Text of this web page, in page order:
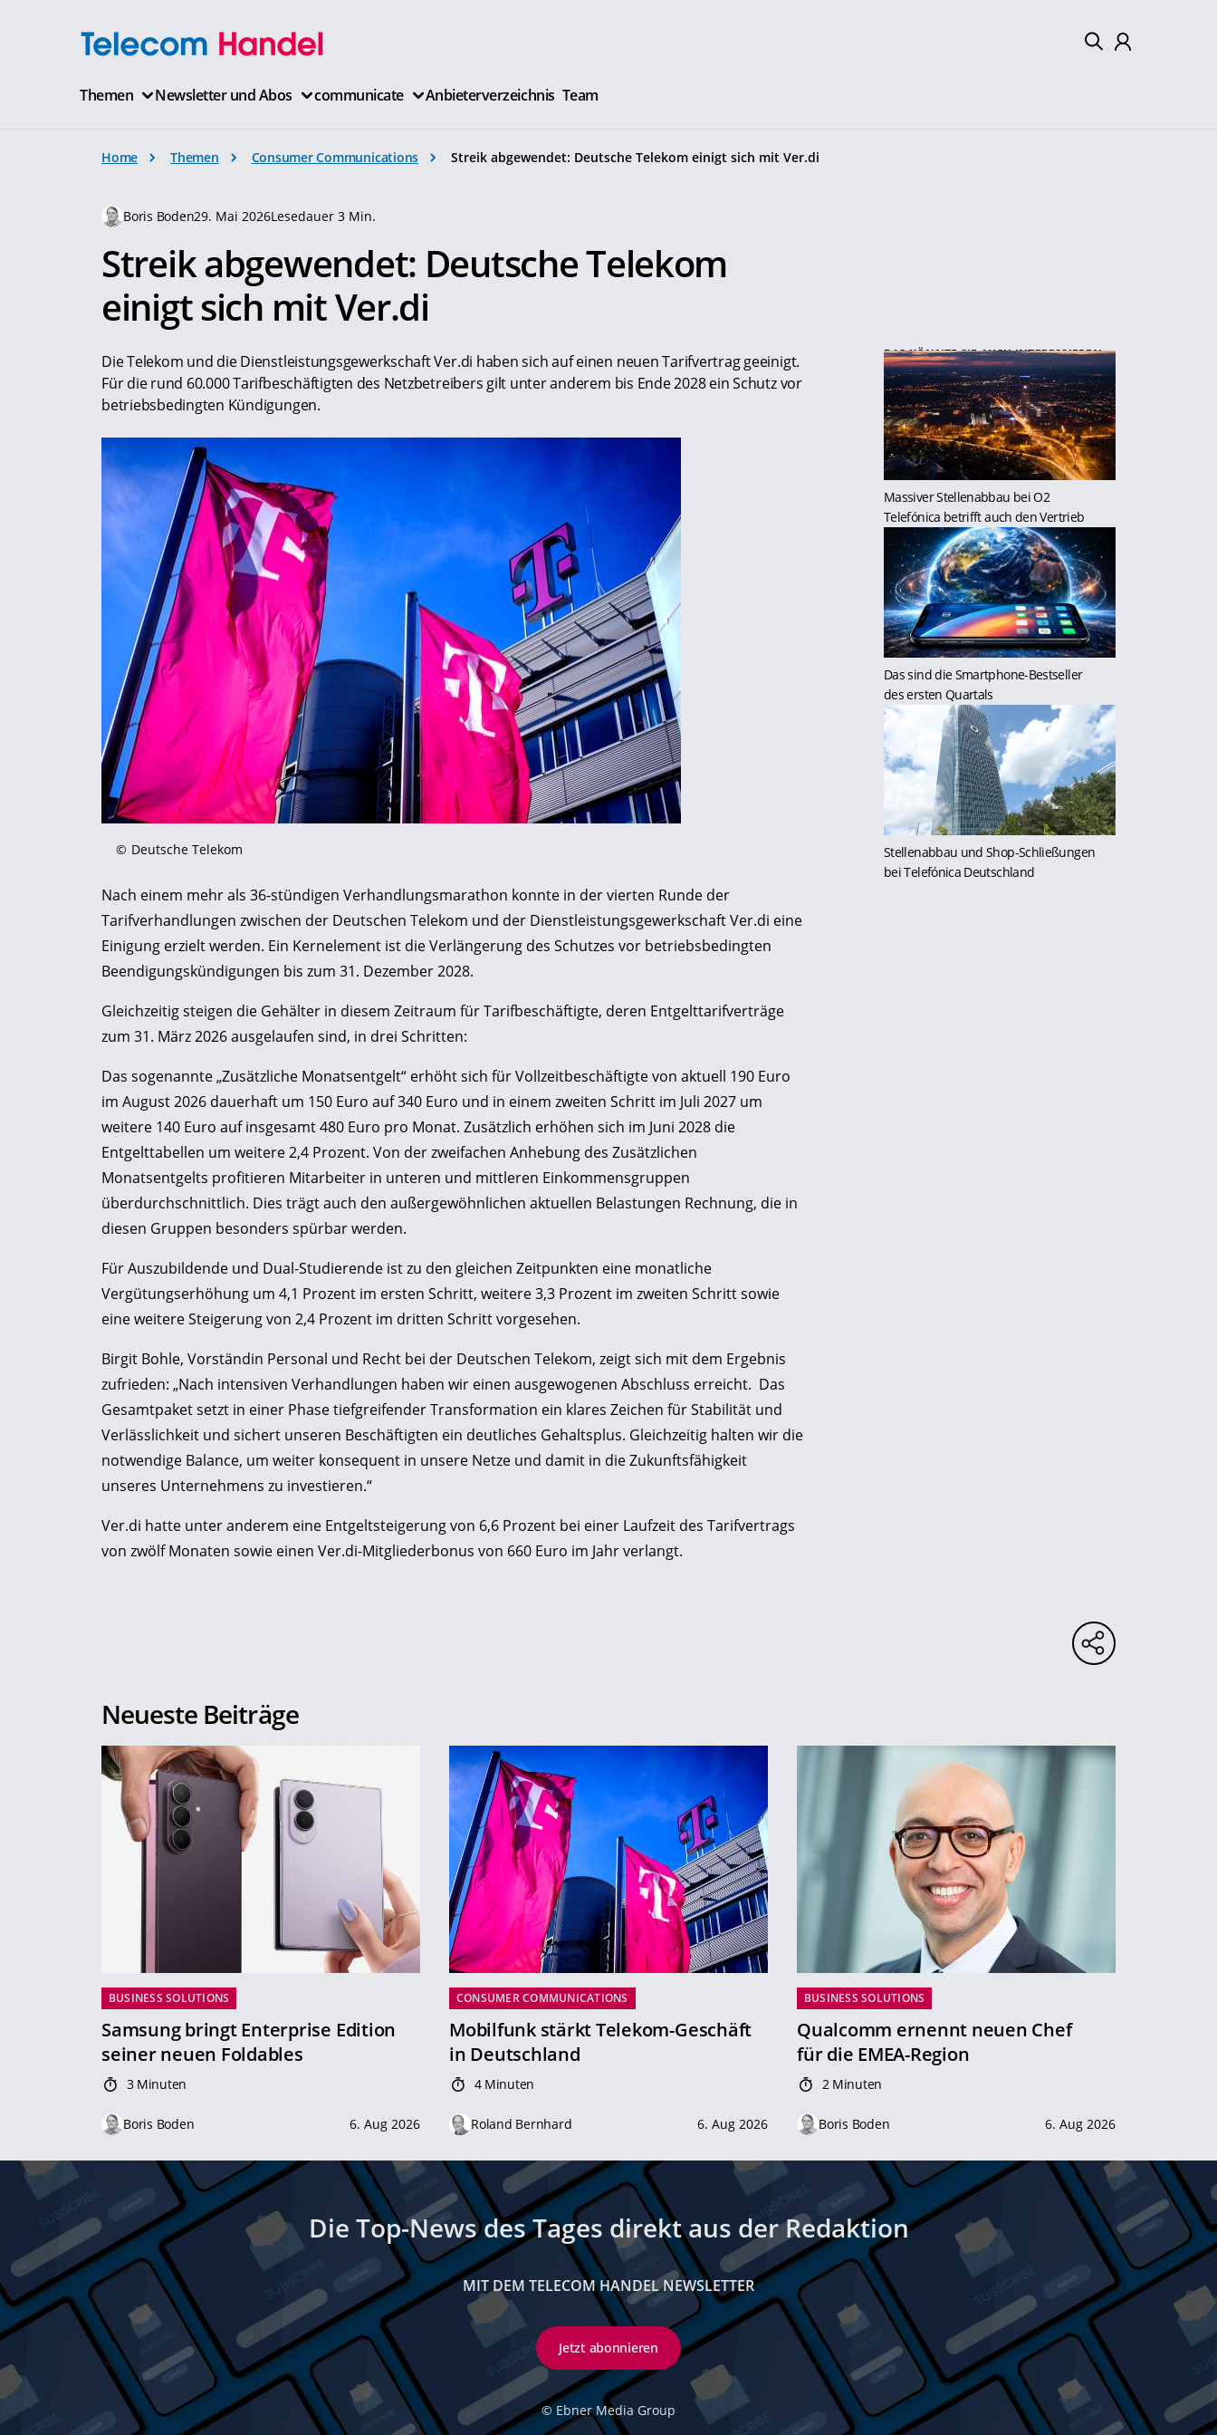
Themen Newsletter und Abos communicate Anbieterverzeichnis Team
Home Themen Consumer Communications Streik abgewendet: Deutsche Telekom einigt sich mit Ver.di
Boris Boden29. Mai 2026Lesedauer 3 Min.
Streik abgewendet: Deutsche Telekom
einigt sich mit Ver.di
Die Telekom und die Dienstleistungsgewerkschaft Ver.di haben sich auf einen neuen Tarifvertrag geeinigt.
Für die rund 60.000 Tarifbeschäftigten des Netzbetreibers gilt unter anderem bis Ende 2028 ein Schutz vor
betriebsbedingten Kündigungen.
© Deutsche Telekom
Nach einem mehr als 36-stündigen Verhandlungsmarathon konnte in der vierten Runde der
Tarifverhandlungen zwischen der Deutschen Telekom und der Dienstleistungsgewerkschaft Ver.di eine
Einigung erzielt werden. Ein Kernelement ist die Verlängerung des Schutzes vor betriebsbedingten
Beendigungskündigungen bis zum 31. Dezember 2028.
Gleichzeitig steigen die Gehälter in diesem Zeitraum für Tarifbeschäftigte, deren Entgelttarifverträge
zum 31. März 2026 ausgelaufen sind, in drei Schritten:
Das sogenannte „Zusätzliche Monatsentgelt“ erhöht sich für Vollzeitbeschäftigte von aktuell 190 Euro
im August 2026 dauerhaft um 150 Euro auf 340 Euro und in einem zweiten Schritt im Juli 2027 um
weitere 140 Euro auf insgesamt 480 Euro pro Monat. Zusätzlich erhöhen sich im Juni 2028 die
Entgelttabellen um weitere 2,4 Prozent. Von der zweifachen Anhebung des Zusätzlichen
Monatsentgelts profitieren Mitarbeiter in unteren und mittleren Einkommensgruppen
überdurchschnittlich. Dies trägt auch den außergewöhnlichen aktuellen Belastungen Rechnung, die in
diesen Gruppen besonders spürbar werden.
Für Auszubildende und Dual-Studierende ist zu den gleichen Zeitpunkten eine monatliche
Vergütungserhöhung um 4,1 Prozent im ersten Schritt, weitere 3,3 Prozent im zweiten Schritt sowie
eine weitere Steigerung von 2,4 Prozent im dritten Schritt vorgesehen.
Birgit Bohle, Vorständin Personal und Recht bei der Deutschen Telekom, zeigt sich mit dem Ergebnis
zufrieden: „Nach intensiven Verhandlungen haben wir einen ausgewogenen Abschluss erreicht. Das
Gesamtpaket setzt in einer Phase tiefgreifender Transformation ein klares Zeichen für Stabilität und
Verlässlichkeit und sichert unseren Beschäftigten ein deutliches Gehaltsplus. Gleichzeitig halten wir die
notwendige Balance, um weiter konsequent in unsere Netze und damit in die Zukunftsfähigkeit
unseres Unternehmens zu investieren.“
Ver.di hatte unter anderem eine Entgeltsteigerung von 6,6 Prozent bei einer Laufzeit des Tarifvertrags
von zwölf Monaten sowie einen Ver.di-Mitgliederbonus von 660 Euro im Jahr verlangt.
DAS KÖNNTE SIE AUCH INTERESSIEREN:
Massiver Stellenabbau bei O2
Telefónica betrifft auch den Vertrieb
Das sind die Smartphone-Bestseller
des ersten Quartals
Stellenabbau und Shop-Schließungen
bei Telefónica Deutschland
Neueste Beiträge
BUSINESS SOLUTIONS
Samsung bringt Enterprise Edition
seiner neuen Foldables
3 Minuten
Boris Boden 6. Aug 2026
CONSUMER COMMUNICATIONS
Mobilfunk stärkt Telekom-Geschäft
in Deutschland
4 Minuten
Roland Bernhard 6. Aug 2026
BUSINESS SOLUTIONS
Qualcomm ernennt neuen Chef
für die EMEA-Region
2 Minuten
Boris Boden 6. Aug 2026
Die Top-News des Tages direkt aus der Redaktion
MIT DEM TELECOM HANDEL NEWSLETTER
Jetzt abonnieren
© Ebner Media Group